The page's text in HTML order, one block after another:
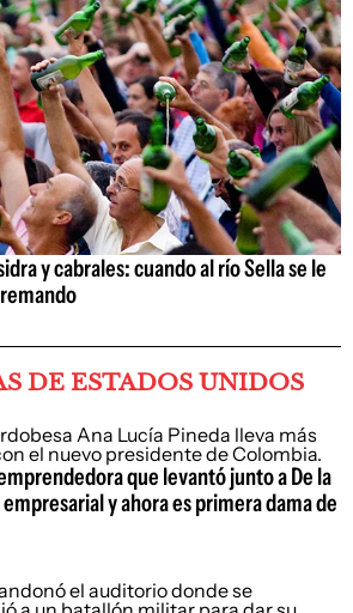
y cabrales: cuando al río Sella se le
DE ESTADOS UNIDOS
que levantó junto a De la
y ahora es primera dama de